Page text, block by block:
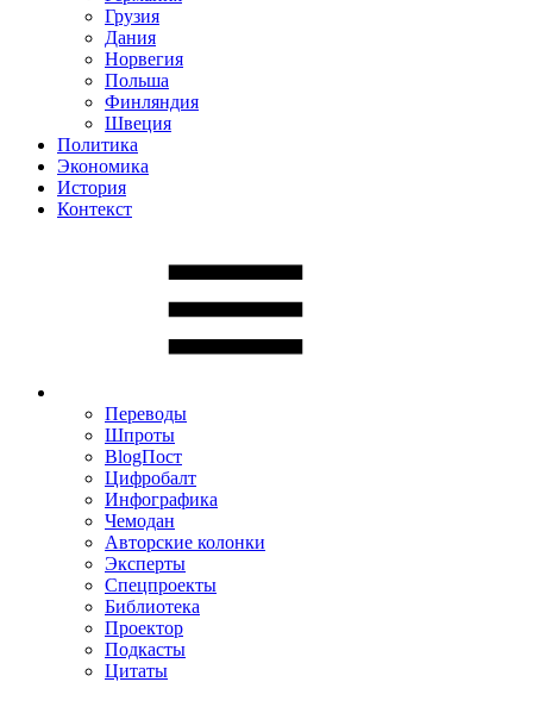
Грузия
Дания
Норвегия
Польша
Финляндия
Швеция
Политика
Экономика
История
Контекст
Переводы
Шпроты
BlogПост
Цифробалт
Инфографика
Чемодан
Авторские колонки
Эксперты
Спецпроекты
Библиотека
Проектор
Подкасты
Цитаты